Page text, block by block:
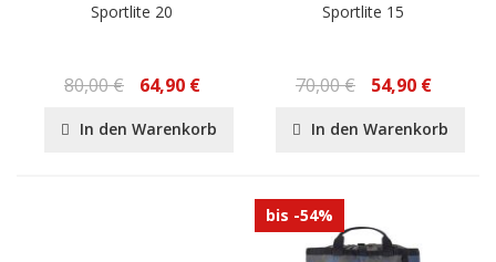
Sportlite 20
80,00 € 64,90 €
In den Warenkorb
Sportlite 15
70,00 € 54,90 €
In den Warenkorb
bis -54%